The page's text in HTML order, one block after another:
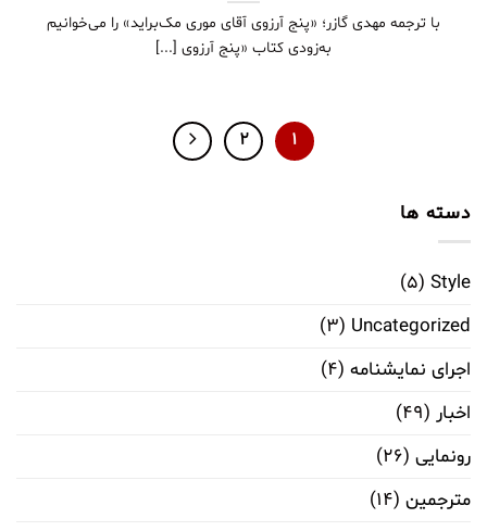
با ترجمه مهدی گازر؛ «پنج آرزوی آقای موری مک‌براید» را می‌خوانیم
به‌زودی کتاب «پنج آرزوی [...]
1
2
دسته ها
Style (۵)
Uncategorized (۳)
اجرای نمایشنامه (۴)
اخبار (۴۹)
رونمایی (۲۶)
مترجمین (۱۴)